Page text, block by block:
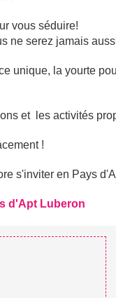
vous séduire!
ne serez jamais
unique, la yourte
et les activités
!
s'inviter en Pays
d'Apt Luberon